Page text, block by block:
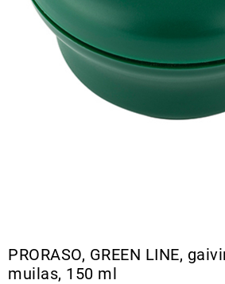
PRORASO, GREEN LINE,
muilas, 150 ml